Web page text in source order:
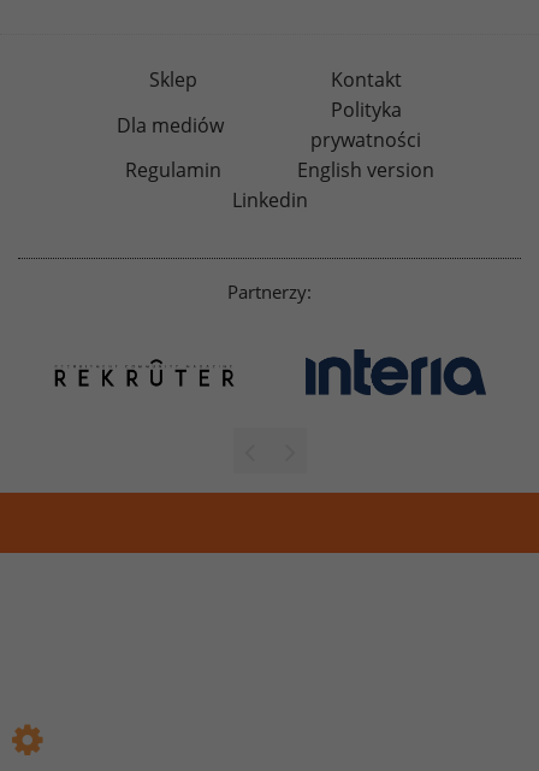
Sklep
Kontakt
Dla mediów
Polityka
prywatności
Regulamin
English version
Linkedin
Partnerzy: